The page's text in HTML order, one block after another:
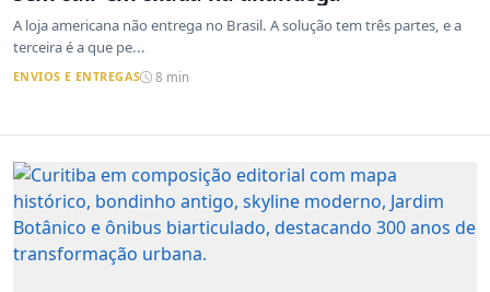
A loja americana não entrega no Brasil. A solução tem três partes, e a
terceira é a que pe...
ENVIOS E ENTREGAS 8 min